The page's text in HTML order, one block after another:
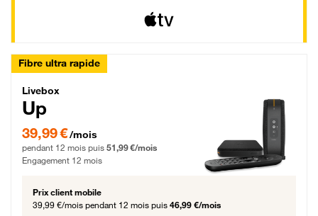
Fibre ultra rapide
Livebox Up Fibre
Livebox
Up
39,99 € par mois pendant 12 mois puis 51,99 € par mois, Engagement 12 mois
39,99 €/mois
pendant 12 mois puis 51,99 €/mois
Engagement 12 mois
Prix client mobile
39,99 €/mois pendant 12 mois puis 46,99 €/mois